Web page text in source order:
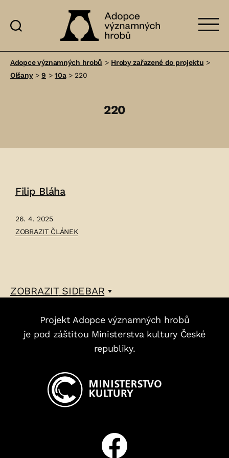
významných
Adopce významných hrobů > Hroby zařazené do projektu >
Olšany>9 >10a> 220
220
Filip Bláha
26. 4. 2025
ČLÁNEK:
ZOBRAZIT ČLÁNEK
ZOBRAZITSIDEBAR
Projekt Adopce významných hrobů
je pod záštitou Ministerstva kultury České
republiky.
Facebook